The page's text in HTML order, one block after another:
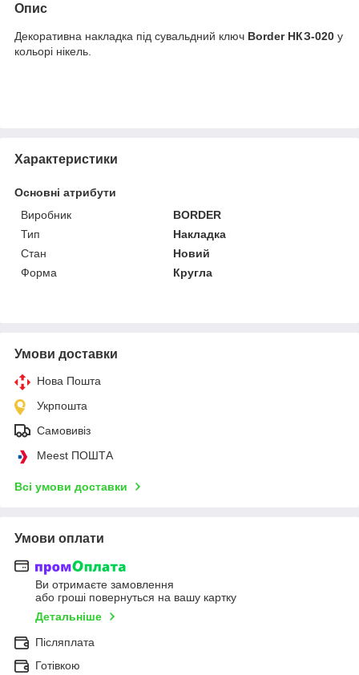
Опис
Декоративна накладка під сувальдний ключ Border НКЗ-020 у
кольорі нікель.
Характеристики
Основні атрибути
Виробник
BORDER
Тип
Накладка
Стан
Новий
Форма
Кругла
Умови доставки
Нова Пошта
Укрпошта
Самовивіз
Meest ПОШТА
Всі умови доставки
Умови оплати
Ви отримаєте замовлення
або гроші повернуться на вашу картку
Детальніше
Післяплата
Готівкою